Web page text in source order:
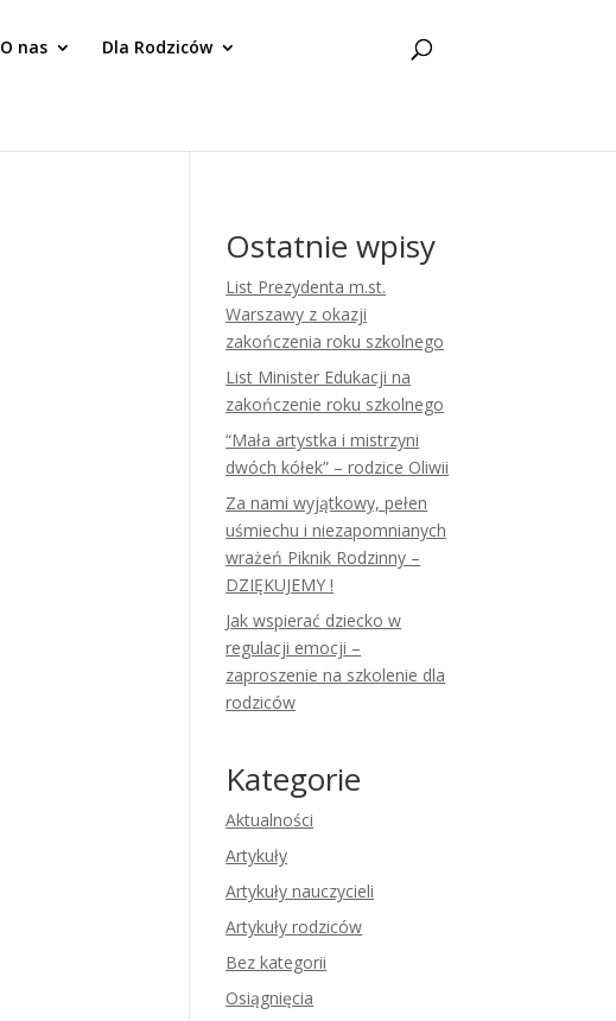
O nas Dla Rodziców
Ostatnie wpisy
List Prezydenta m.st.
Warszawy z okazji
zakończenia roku szkolnego
List Minister Edukacji na
zakończenie roku szkolnego
“Mała artystka i mistrzyni
dwóch kółek” – rodzice Oliwii
Za nami wyjątkowy, pełen
uśmiechu i niezapomnianych
wrażeń Piknik Rodzinny –
DZIĘKUJEMY !
Jak wspierać dziecko w
regulacji emocji –
zaproszenie na szkolenie dla
rodziców
Kategorie
Aktualności
Artykuły
Artykuły nauczycieli
Artykuły rodziców
Bez kategorii
Osiągnięcia